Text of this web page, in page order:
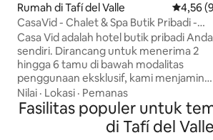
Rumah di Tafí del Valle Nilai
4,56
CasaVid - Chalet & Spa Butik Pribadi -
360view
Casa Vid adalah hotel butik pribadi Anda
sendiri. Dirancang untuk menerima 2
hingga 6 tamu di bawah modalitas
penggunaan eksklusif, kami menjamin
bahwa satu-satunya teman adalah
keheningan alam yang menyertai angin
sepoi-sepoi dari tanggul La Angostura.
Bayangkan mengakhiri hari di sauna
Nilai · Lokasi · Pemanas
Fasilitas populer untuk
di Tafí del Valle